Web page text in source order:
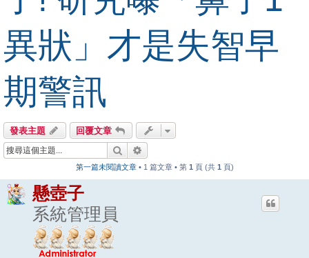
異狀」才是失智早
期警訊
發表主題
回覆文章
搜尋
第一篇未閱讀文章• 1 篇文章 • 第 1 頁 (共 1 頁)
懸壺子
系統管理員